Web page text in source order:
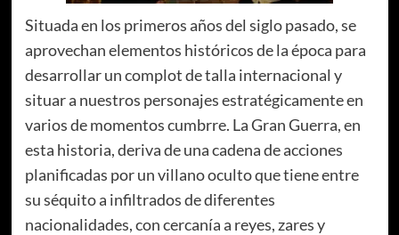
Situada en los primeros años del siglo pasado, se
aprovechan elementos históricos de la época para
desarrollar un complot de talla internacional y
situar a nuestros personajes estratégicamente en
varios de momentos cumbrre. La Gran Guerra, en
esta historia, deriva de una cadena de acciones
planificadas por un villano oculto que tiene entre
su séquito a infiltrados de diferentes
nacionalidades, con cercanía a reyes, zares y